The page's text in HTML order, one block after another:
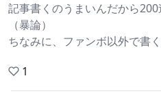
記事書くのうまいんだから
（暴論）
ちなみに、ファンボ以外で書
1